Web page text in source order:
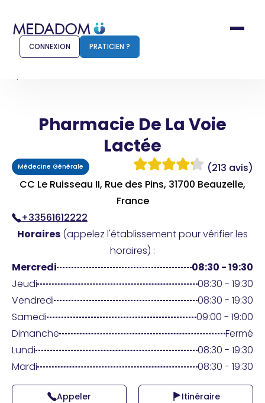
Comment ça marche ?
Pour les patients
Pharmacien
Connexion
Praticien ?
CONNEXION PRATICIEN ?
Pharmacie De La Voie
Lactée
Médecine Générale
(213 avis)
CC Le Ruisseau II, Rue des Pins, 31700 Beauzelle,
France
+33561612222
Horaires (appelez l'établissement pour vérifier les
horaires) :
Mercredi
08:30 - 19:30
Jeudi
08:30 - 19:30
Vendredi
08:30 - 19:30
Samedi
09:00 - 19:00
Dimanche
Fermé
Lundi
08:30 - 19:30
Mardi
08:30 - 19:30
Appeler Itinéraire